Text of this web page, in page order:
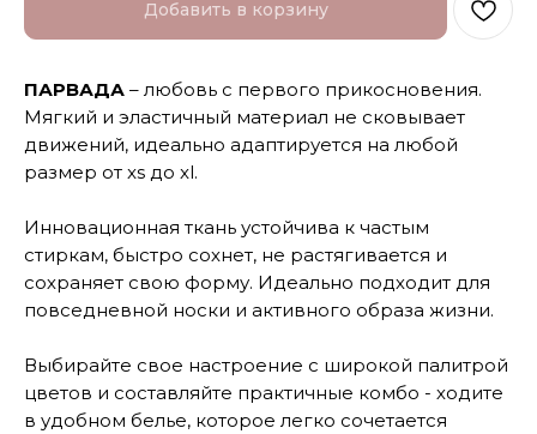
Добавить в корзину
ПАРВАДА – любовь с первого прикосновения.
Мягкий и эластичный материал не сковывает
движений, идеально адаптируется на любой
размер от xs до xl.
Инновационная ткань устойчива к частым
стиркам, быстро сохнет, не растягивается и
сохраняет свою форму. Идеально подходит для
повседневной носки и активного образа жизни.
Выбирайте свое настроение с широкой палитрой
цветов и составляйте практичные комбо - ходите
в удобном белье, которое легко сочетается